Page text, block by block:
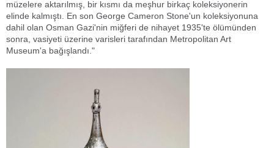
müzelere aktarılmış, bir kısmı da meşhur birkaç koleksiyonerin
elinde kalmıştı. En son George Cameron Stone'un koleksiyonuna
dahil olan Osman Gazi'nin miğferi de nihayet 1935'te ölümünden
sonra, vasiyeti üzerine varisleri tarafından Metropolitan Art
Museum'a bağışlandı."